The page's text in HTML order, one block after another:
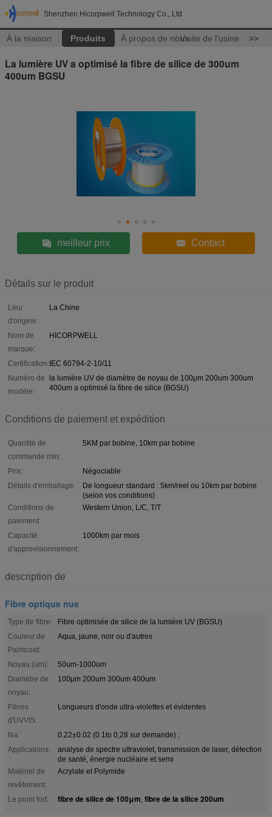
Shenzhen Hicorpwell Technology Co., Ltd
À la maison Produits À propos de nousVisite de l'usine >>
La lumière UV a optimisé la fibre de silice de 300um
400um BGSU
meilleur prix Contact
Détails sur le produit
Lieu
d'origine:
La Chine
Nom de
marque:
HICORPWELL
Certification:IEC 60794-2-10/11
Numéro de
modèle:
la lumière UV de diamètre de noyau de 100μm 200um 300um
400um a optimisé la fibre de silice (BGSU)
Conditions de paiement et expédition
Quantité de
commande min:
5KM par bobine, 10km par bobine
Prix:
Négociable
Détails d'emballage:
De longueur standard : 5km/reel ou 10km par bobine
(selon vos conditions)
Conditions de
paiement:
Western Union, L/C, T/T
Capacité
d'approvisionnement:
1000km par mois
description de
Fibre optique nue
Type de fibre:
Fibre optimisée de silice de la lumière UV (BGSU)
Couleur de
Paintcoat:
Aqua, jaune, noir ou d'autres
Noyau (um):
50um-1000um
Diamètre de
noyau:
100μm 200um 300um 400um
Fibres
d'UVVIS:
Longueurs d'onde ultra-violettes et évidentes
Na:
0.22±0.02 (0.1to 0,28 sur demande) ;
Applications:
analyse de spectre ultraviolet, transmission de laser, détection
de santé, énergie nucléaire et semi
Matériel de
revêtement:
Acrylate et Polymide
Le point fort: fibre de silice de 100μm, fibre de la silice 200um